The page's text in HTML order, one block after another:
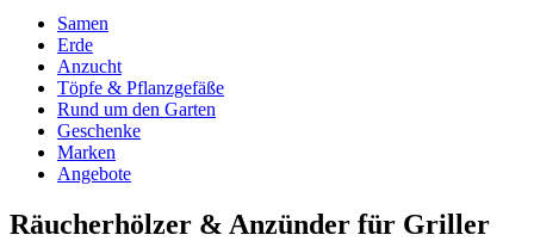
Samen
Erde
Anzucht
Töpfe & Pflanzgefäße
Rund um den Garten
Geschenke
Marken
Angebote
Räucherhölzer & Anzünder für Griller